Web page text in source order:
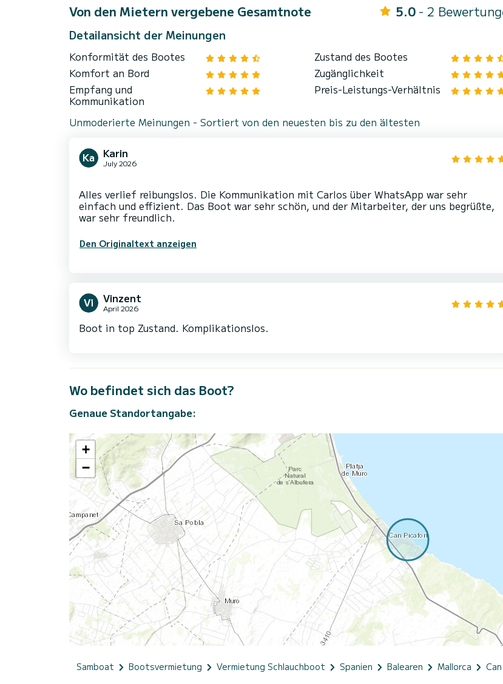
Von den Mietern vergebene Gesamtnote 5.0 - 2
Detailansicht der Meinungen
Konformität des Bootes
Zustand des Bootes
Komfort an Bord
Zugänglichkeit
Empfang und
Kommunikation
Preis-Leistungs-Verhältnis
Unmoderierte Meinungen - Sortiert von den neuesten bis zu den ältesten
Karin
July 2026
Alles verlief reibungslos. Die Kommunikation mit Carlos über WhatsApp war sehr
einfach und effizient. Das Boot war sehr schön, und der Mitarbeiter, der uns begrüßte,
Den Originaltext anzeigen
Vinzent
April 2026
Boot in top Zustand. Komplikationslos.
Wo befindet sich das Boot?
Genaue Standortangabe:
+
−
Samboat Bootsvermietung Vermietung Schlauchboot Spanien Balearen Mallorca